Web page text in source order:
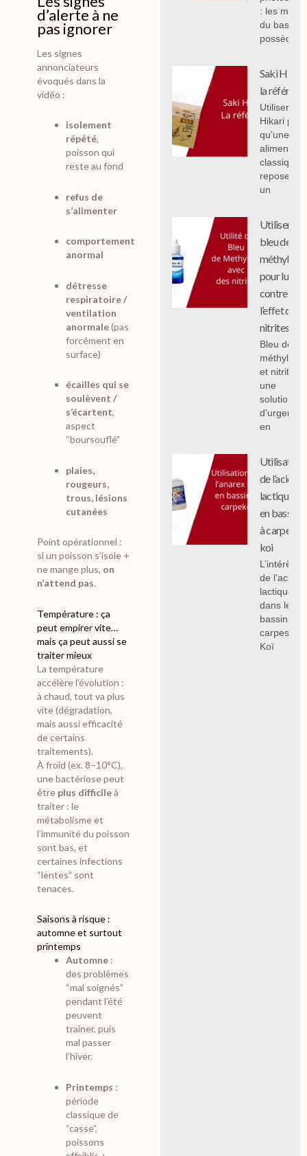
d’alerte à ne
pas ignorer
Les signes
annonciateurs
évoqués dans la
vidéo :
isolement
répété,
poisson qui
reste au fond
refus de
s’alimenter
comportement
anormal
détresse
respiratoire /
ventilation
anormale(pas
forcément en
surface)
écailles qui se
soulèvent /
s’écartent,
aspect
“boursouflé”
plaies,
rougeurs,
trous, lésions
cutanées
Point opérationnel :
si un poisson s’isole +
ne mange plus, on
n’attend pas.
Température : ça
peut empirer vite…
mais ça peut aussi se
traiter mieux
La température
accélère l’évolution :
à chaud, tout va plus
vite (dégradation,
mais aussi efficacité
de certains
traitements).
À froid (ex. 8–10°C),
une bactériose peut
être plus difficileà
traiter : le
métabolisme et
l’immunité du poisson
sont bas, et
certaines infections
“lentes” sont
tenaces.
Saisons à risque :
automne et surtout
printemps
Automne :
des problèmes
“mal soignés”
pendant l’été
peuvent
traîner, puis
mal passer
l’hiver.
Printemps :
période
classique de
“casse”,
poissons
: les mal
du bassin,
possèdent
Saki
la
Utiliser
Hikari
qu’une
classique
repose sur
un
Utiliser le
bleu de
méthylène
pour lutter
contre
l’effet des
nitrites
Bleu de
méthylène
et nitrites :
une
solution
d’urgence
en
Utilisation
de l’acide
lactique
en bassin
à carpe
koi
L’intérêt
de l’acide
lactique
dans les
bassins à
carpes
Koï